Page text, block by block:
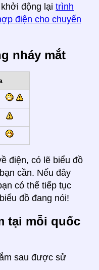
động lại trình
điện cho chuyến
nháy mắt
điện, có lẽ biểu đồ
cần. Nếu đây
có thể tiếp tục
đồ đang nói!
tại mỗi quốc
sau được sử